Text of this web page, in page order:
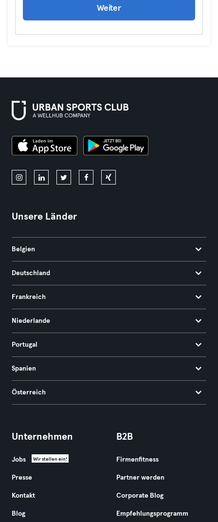
Weiter
Unsere Länder
Belgien
Deutschland
Frankreich
Niederlande
Portugal
Spanien
Österreich
Unternehmen
Jobs Wir stellen ein!
Presse
Kontakt
Blog
B2B
Firmenfitness
Partner werden
Corporate Blog
Empfehlungsprogramm